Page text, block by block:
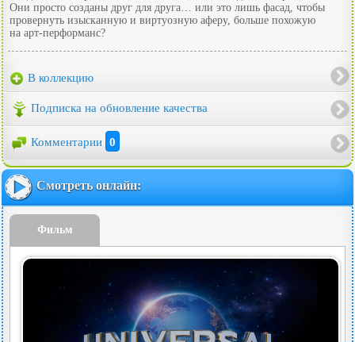
Они просто созданы друг для друга… или это лишь фасад, чтобы
провернуть изысканную и виртуозную аферу, больше похожую
на арт-перформанс?
В коллекцию
Подписка на обновление качества
Комментарии 0
Смотреть онлайн:
Фильм